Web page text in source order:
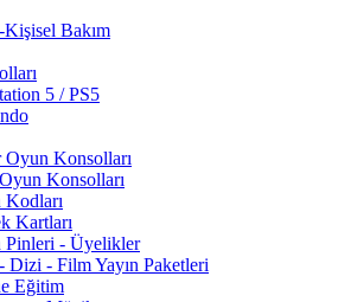
Kişisel Bakım
5 / PS5
Oyun Konsolları
Konsolları
Kartları
Pinleri - Üyelikler
Dizi - Film Yayın Paketleri
Eğitim